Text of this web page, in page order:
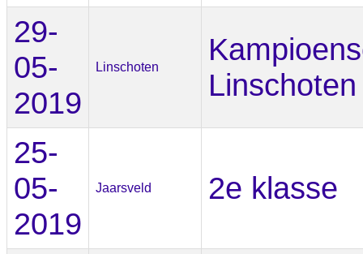
29-
05-
2019
Linschoten
Linschoten
25-
05-
2019
Jaarsveld 2e klasse